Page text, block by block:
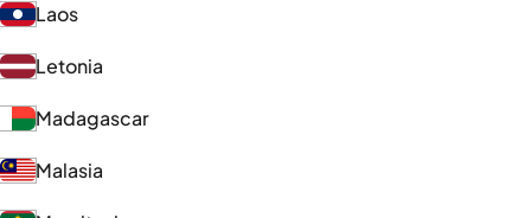
Laos
Letonia
Madagascar
Malasia